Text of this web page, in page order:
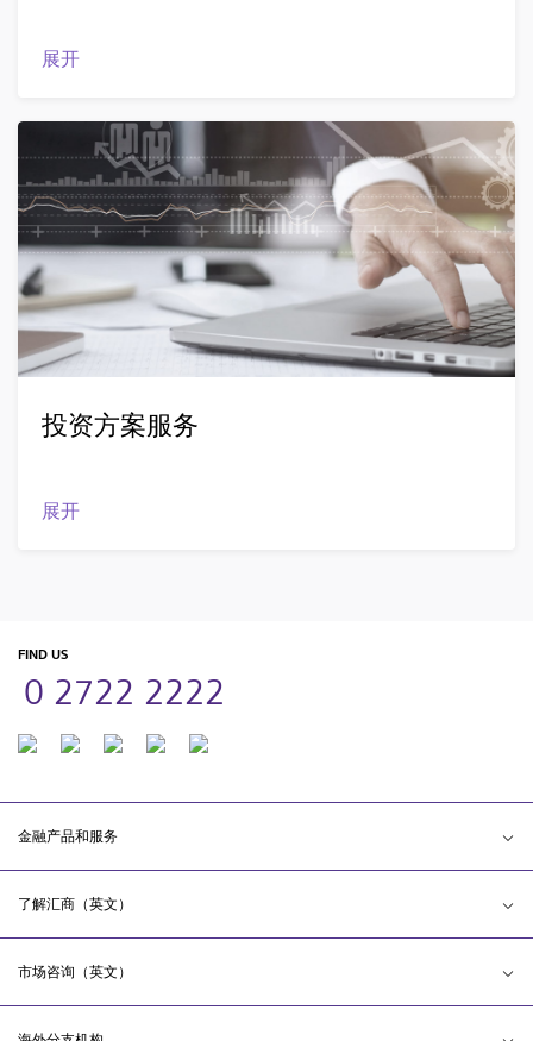
展开
投资方案服务
展开
FIND US
0 2722 2222
金融产品和服务
了解汇商（英文）
市场咨询（英文）